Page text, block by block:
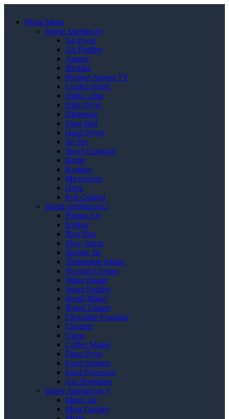
Mega Menu
Home Appliances
Air Fryer
Air Purifier
Antena
Blender
Booster Antena TV
Cooker Hood
Desk Lamp
Dish Dryer
Dispenser
Door Bell
Hand Dryer
Jar Pot
Juicer Extractor
Kettle
Kompor
Microwave
Oven
Pest Control
Home Appliances 2
Pompa Air
Kulkas
Rice Box
Slow Juicer
Storage Jar
Timbangan Badan
Vacuum Cleaner
Water Heater
Water Purifier
Bread Maker
Bread Toaster
Chocolate Fountain
Chopper
Citrus
Coffee Maker
Deep Fryer
Food Steamer
Food Processor
Gas Regulator
Home Appliances 3
Magic Jar
Meat Grinder